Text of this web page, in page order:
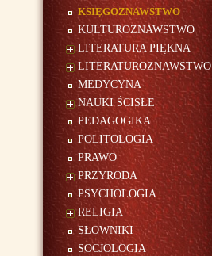
KSIĘGOZNAWSTWO
KULTUROZNAWSTWO
LITERATURA PIĘKNA
LITERATUROZNAWSTWO
MEDYCYNA
NAUKI ŚCISŁE
PEDAGOGIKA
POLITOLOGIA
PRAWO
PRZYRODA
PSYCHOLOGIA
RELIGIA
SŁOWNIKI
SOCJOLOGIA